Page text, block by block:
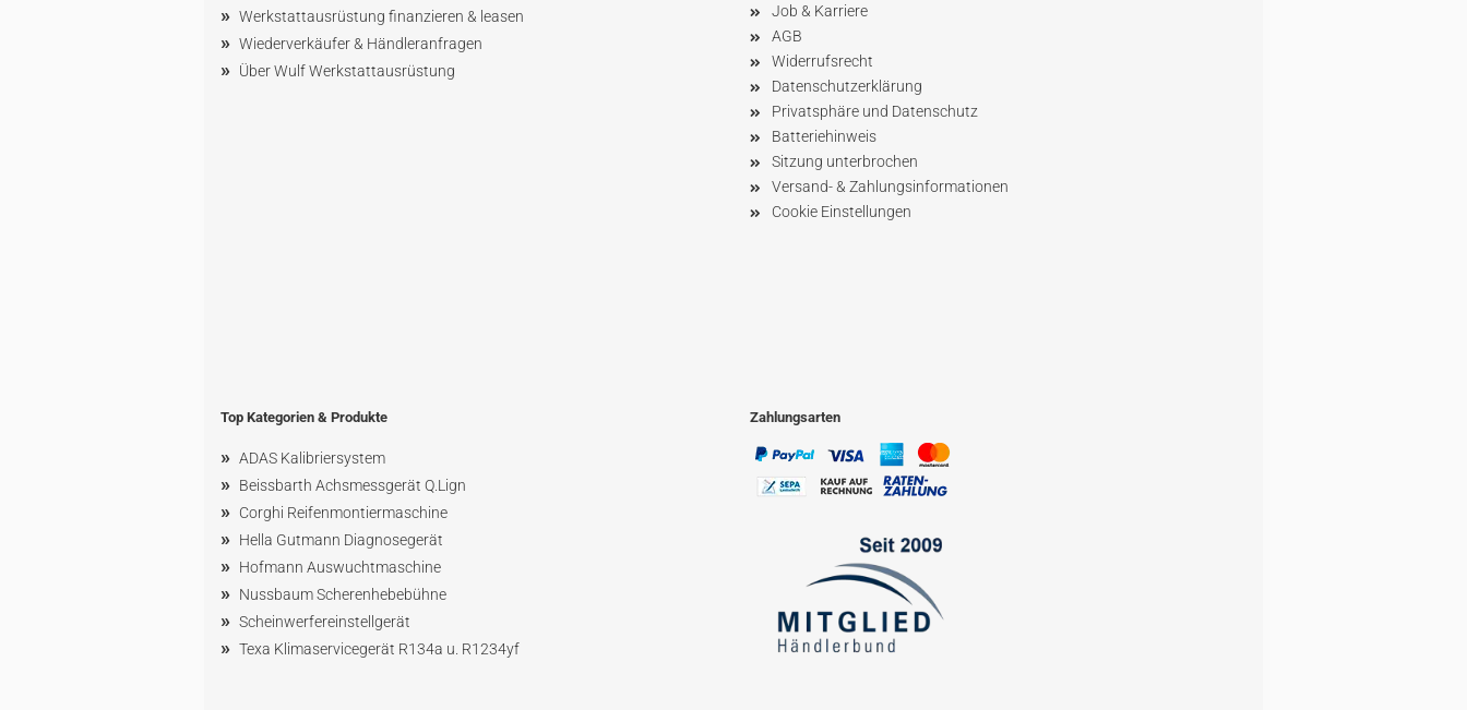
» Werkstattausrüstung finanzieren & leasen
» Wiederverkäufer & Händleranfragen
» Über Wulf Werkstattausrüstung
Job & Karriere
AGB
Widerrufsrecht
Datenschutzerklärung
Privatsphäre und Datenschutz
Batteriehinweis
Sitzung unterbrochen
Versand- & Zahlungsinformationen
Cookie Einstellungen
Top Kategorien & Produkte
» ADAS Kalibriersystem
» Beissbarth Achsmessgerät Q.Lign
» Corghi Reifenmontiermaschine
» Hella Gutmann Diagnosegerät
» Hofmann Auswuchtmaschine
» NussbaumScherenhebebühne
» Scheinwerfereinstellgerät
» Texa Klimaservicegerät R134a u. R1234yf
Zahlungsarten